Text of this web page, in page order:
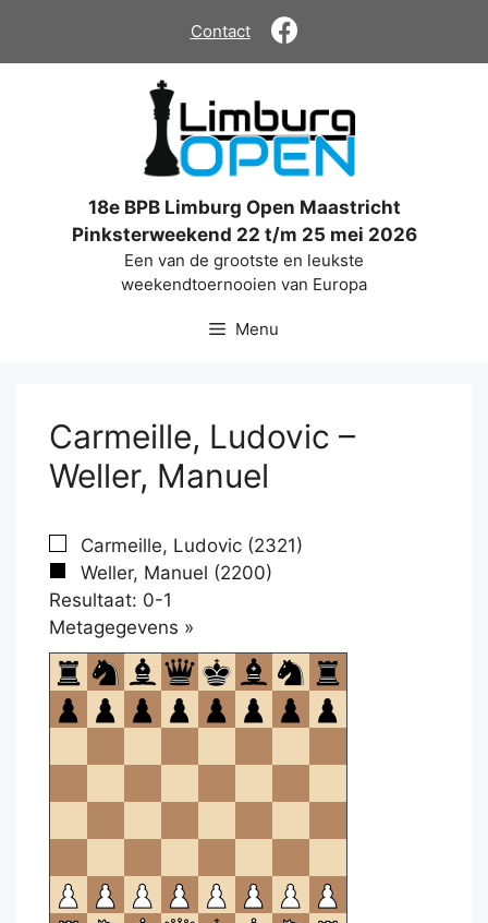
de
Contact
18e BPB Limburg Open Maastricht
Pinksterweekend 22 t/m 25 mei 2026
Een van de grootste en leukste
weekendtoernooien van Europa
Menu
Carmeille, Ludovic –
Weller, Manuel
Carmeille, Ludovic (2321)
Weller, Manuel (2200)
Resultaat: 0-1
Metagegevens »
om
te
openen.